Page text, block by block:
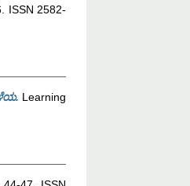
ISSN 2582-
Learning